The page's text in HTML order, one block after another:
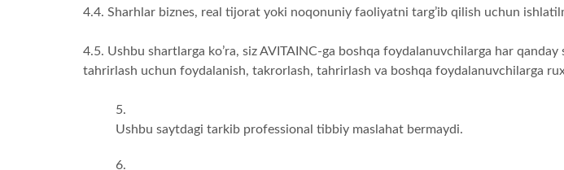
4.4. Sharhlar biznes, real tijorat yoki noqonuniy faoliyatni targ’ib qilish uchun
4.5. Ushbu shartlarga ko’ra, siz AVITAINC-ga boshqa foydalanuvchilarga har
tahrirlash uchun foydalanish, takrorlash, tahrirlash va boshqa foydalanuvchilarga
Ushbu saytdagi tarkib professional tibbiy maslahat bermaydi.